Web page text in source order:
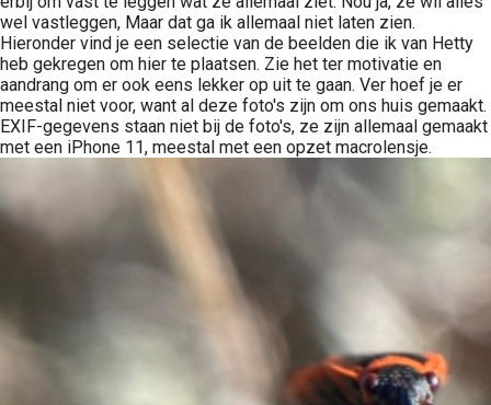
wel vastleggen, Maar dat ga ik allemaal niet laten zien.
Hieronder vind je een selectie van de beelden die ik van Hetty
heb gekregen om hier te plaatsen. Zie het ter motivatie en
aandrang om er ook eens lekker op uit te gaan. Ver hoef je er
meestal niet voor, want al deze foto's zijn om ons huis gemaakt.
EXIF-gegevens staan niet bij de foto's, ze zijn allemaal gemaakt
met een iPhone 11, meestal met een opzet macrolensje.